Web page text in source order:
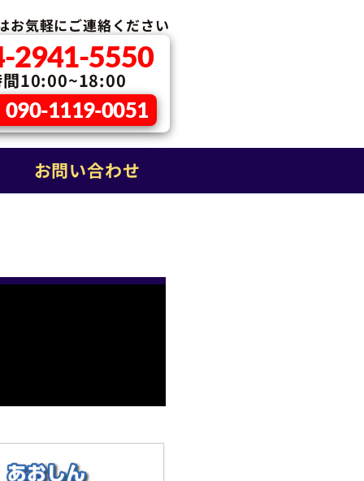
お気軽にご連絡ください
2941-5550
間10:00~18:00
090-1119-0051
お問い合わせ